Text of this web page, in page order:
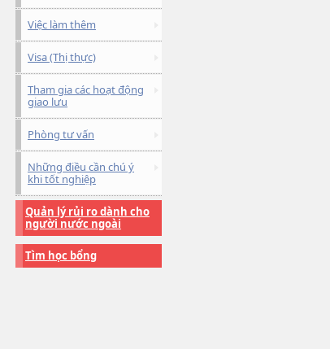
Việc làm thêm
Visa (Thị thực)
Tham gia các hoạt động
giao lưu
Phòng tư vấn
Những điều cần chú ý
khi tốt nghiệp
Quản lý rủi ro dành cho
người nước ngoài
Tìm học bổng